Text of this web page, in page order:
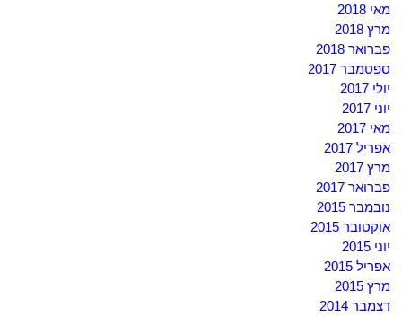
מאי 2018
מרץ 2018
פברואר 2018
ספטמבר 2017
יולי 2017
יוני 2017
מאי 2017
אפריל 2017
מרץ 2017
פברואר 2017
נובמבר 2015
אוקטובר 2015
יוני 2015
אפריל 2015
מרץ 2015
דצמבר 2014